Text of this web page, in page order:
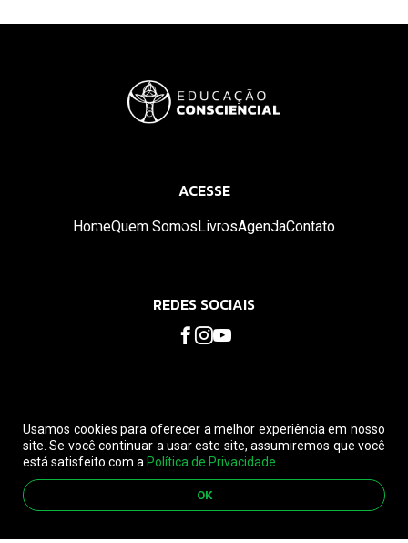
Usamos cookies para oferecer a melhor experiência em nosso
site. Se você continuar a usar este site, assumiremos que você
está satisfeito com a Política de Privacidade
OK
ACESSE
HomeQuem Somos LivrosAgendaContato
REDES SOCIAIS
© 2026. Educação Consciencial. Todos os direitos reservados.
Leia nossaPolítica de privacidadeePolítica de Cancelamento